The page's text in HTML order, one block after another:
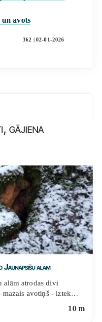
avots
362 | 02-01-2026
gājiena
alām
alām atrodas divi
mazais avotiņš - iztek…
10 m